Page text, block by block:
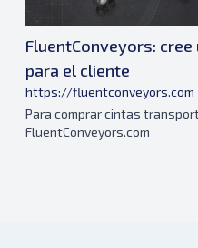
FluentConveyors:
para el cliente
https://fluentconveyors.com
Para comprar cintas
FluentConveyors.com